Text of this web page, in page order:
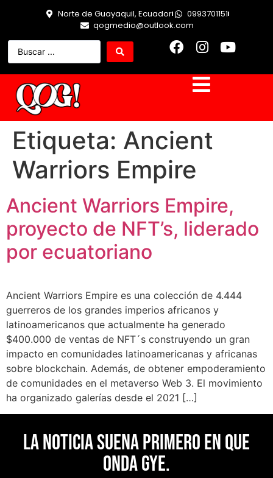
Norte de Guayaquil, Ecuador
0993701151
qogmedio@outlook.com
Etiqueta: Ancient
Warriors Empire
Ancient Warriors Empire,
proyecto de NFT’s, liderado
por ecuatoriano
Ancient Warriors Empire es una colección de 4.444
guerreros de los grandes imperios africanos y
latinoamericanos que actualmente ha generado
$400.000 de ventas de NFT´s construyendo un gran
impacto en comunidades latinoamericanas y africanas
sobre blockchain. Además, de obtener empoderamiento
de comunidades en el metaverso Web 3. El movimiento
ha organizado galerías desde el 2021 […]
La noticia suena primero en Que
Onda Gye.